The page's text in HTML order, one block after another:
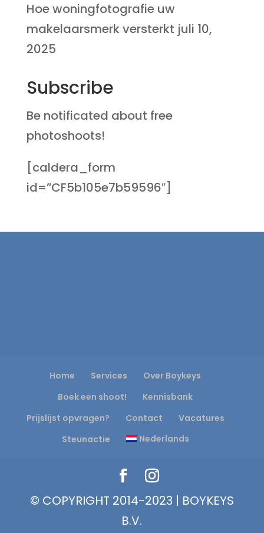
Hoe woningfotografie uw
makelaarsmerk versterkt juli 10,
2025
Subscribe
Be notificated about free
photoshoots!
[caldera_form
id=”CF5b105e7b59596″]
Home Services
Over Boykeys
Boek een shoot!
Kennisbank
Prijslijst opvragen?
Contact
Vacatures
Steunactie
Nederlands
© COPYRIGHT 2014-2023 | BOYKEYS
B.V.